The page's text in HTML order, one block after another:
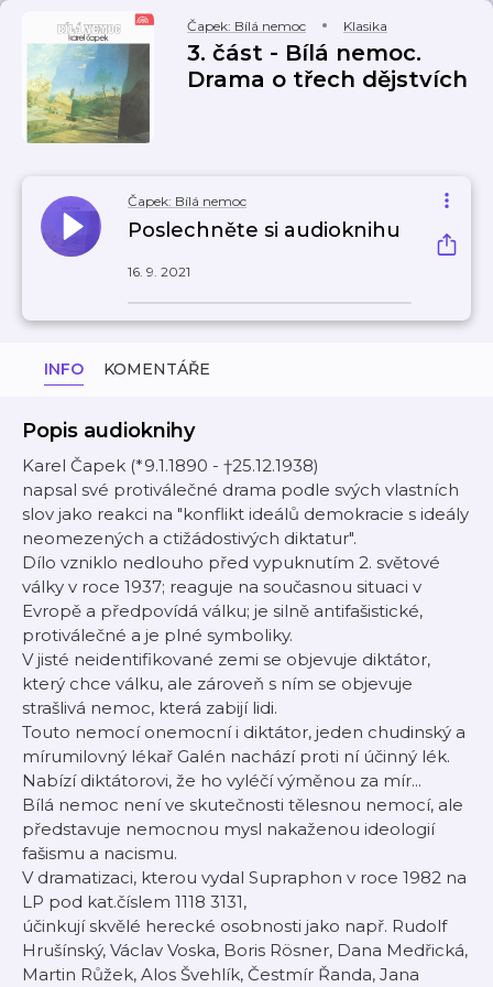
Čapek: Bílá nemoc Klasika
3. část - Bílá nemoc.
Drama o třech dějstvích
Čapek: Bílá nemoc
Poslechněte si audioknihu
16. 9. 2021
INFO KOMENTÁŘE
Popis audioknihy
Karel Čapek (*9.1.1890 - †25.12.1938)
napsal své protiválečné drama podle svých vlastních
slov jako reakci na "konflikt ideálů demokracie s ideály
neomezených a ctižádostivých diktatur".
Dílo vzniklo nedlouho před vypuknutím 2. světové
války v roce 1937; reaguje na současnou situaci v
Evropě a předpovídá válku; je silně antifašistické,
protiválečné a je plné symboliky.
V jisté neidentifikované zemi se objevuje diktátor,
který chce válku, ale zároveň s ním se objevuje
strašlivá nemoc, která zabijí lidi.
Touto nemocí onemocní i diktátor, jeden chudinský a
mírumilovný lékař Galén nachází proti ní účinný lék.
Nabízí diktátorovi, že ho vyléčí výměnou za mír...
Bílá nemoc není ve skutečnosti tělesnou nemocí, ale
představuje nemocnou mysl nakaženou ideologií
fašismu a nacismu.
V dramatizaci, kterou vydal Supraphon v roce 1982 na
LP pod kat.číslem 1118 3131,
účinkují skvělé herecké osobnosti jako např. Rudolf
Hrušínský, Václav Voska, Boris Rösner, Dana Medřická,
Martin Růžek, Alos Švehlík, Čestmír Řanda, Jana